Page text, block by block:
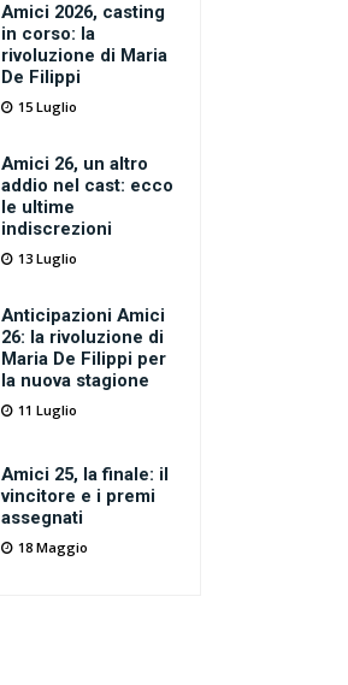
Amici 2026, casting
in corso: la
rivoluzione di Maria
De Filippi
15 Luglio
Amici 26, un altro
addio nel cast: ecco
le ultime
indiscrezioni
13 Luglio
Anticipazioni Amici
26: la rivoluzione di
Maria De Filippi per
la nuova stagione
11 Luglio
Amici 25, la finale: il
vincitore e i premi
assegnati
18 Maggio